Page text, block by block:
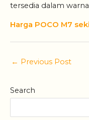
tersedia dalam warna
Harga POCO M7
← Previous Post
Search